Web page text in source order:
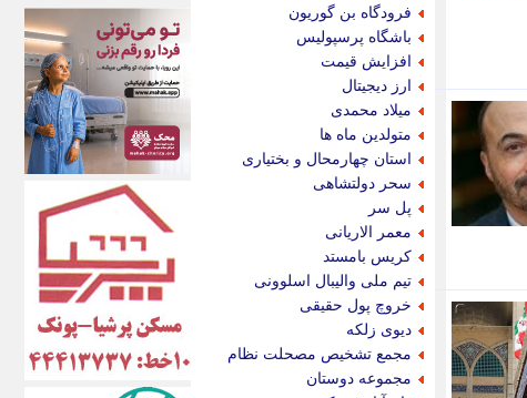
فرودگاه بن گوریون
باشگاه پرسپولیس
افزایش قیمت
ارز دیجیتال
میلاد محمدی
متولدین ماه ها
استان چهارمحال و بختیاری
سحر دولتشاهی
پل سر
معمر الاریانی
کریس بامستد
تیم ملی والیبال اسلوونی
خروچ پول حقیقی
دیوی زلکه
مجمع تشخیص مصحلت نظام
مجموعه دوستان
اکوفارس
اکونگار
اکونیوز
الف
انتشار آنلاین
اندیشه قرن
اندیشه معاصر
اندیشه ها
انرژی پرس
ای استخدام
ایتنا
ایراف
ایران آرت
ایران آنلاین
ایران زندگی
ایران فوری